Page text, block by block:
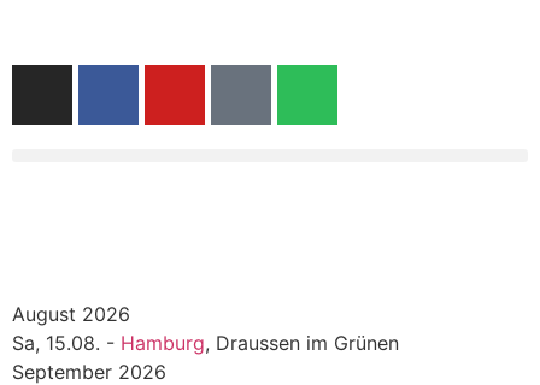
August 2026
Sa, 15.08. - Hamburg, Draussen im Grünen
September 2026